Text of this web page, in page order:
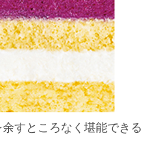
すところなく堪能できる